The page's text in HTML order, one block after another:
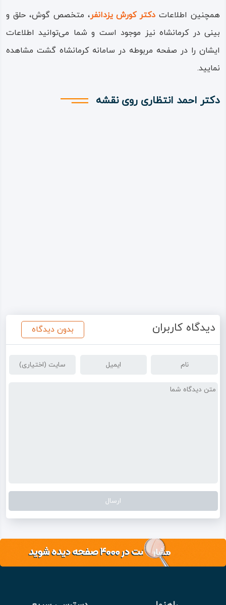
همچنین اطلاعات دکتر کورش یزدانفر، متخصص گوش، حلق و
بینی در کرمانشاه نیز موجود است و شما می‌توانید اطلاعات
ایشان را در صفحه مربوطه در سامانه کرمانشاه گشت مشاهده
نمایید.
دکتر احمد انتظاری روی نقشه
دیدگاه کاربران بدون دیدگاه